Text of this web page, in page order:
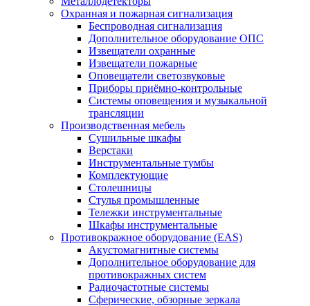
Охранная и пожарная сигнализация
Беспроводная сигнализация
Дополнительное оборудование ОПС
Извещатели охранные
Извещатели пожарные
Оповещатели светозвуковые
Приборы приёмно-контрольные
Системы оповещения и музыкальной
трансляции
Производственная мебель
Cушильные шкафы
Верстаки
Инструментальные тумбы
Комплектующие
Столешницы
Стулья промышленные
Тележки инструментальные
Шкафы инструментальные
Противокражное оборудование (EAS)
Акустомагнитные системы
Дополнительное оборудование для
противокражных систем
Радиочастотные системы
Сферические, обзорные зеркала